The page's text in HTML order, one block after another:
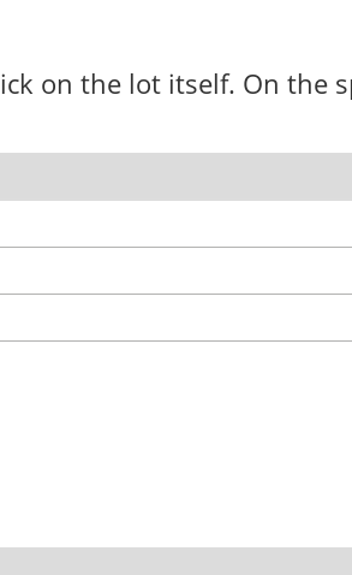
on the lot itself. On the